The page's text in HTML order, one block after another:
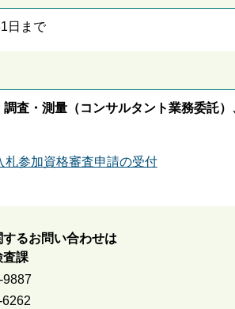
日まで
査・測量（コンサルタント業務委託
参加資格審査申請の受付
るお問い合わせは
課
9887